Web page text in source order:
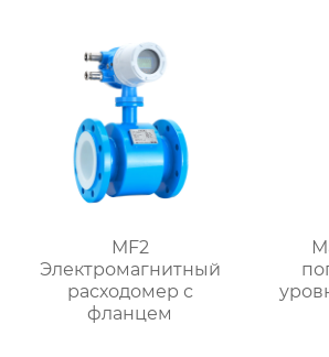
MF2
Электромагнитный
расходомер с
фланцем